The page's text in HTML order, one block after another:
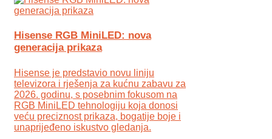
Hisense RGB MiniLED: nova
generacija prikaza
Hisense je predstavio novu liniju
televizora i rješenja za kućnu zabavu za
2026. godinu, s posebnim fokusom na
RGB MiniLED tehnologiju koja donosi
veću preciznost prikaza, bogatije boje i
unaprijeđeno iskustvo gledanja.